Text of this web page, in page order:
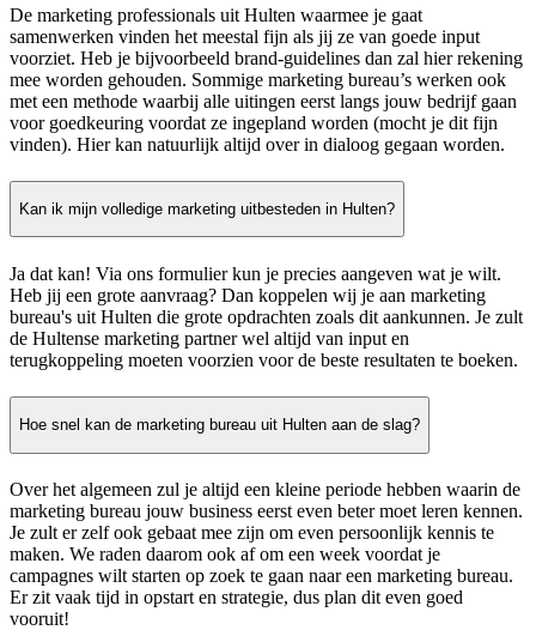
De marketing professionals uit Hulten waarmee je gaat
samenwerken vinden het meestal fijn als jij ze van goede input
voorziet. Heb je bijvoorbeeld brand-guidelines dan zal hier rekening
mee worden gehouden. Sommige marketing bureau’s werken ook
met een methode waarbij alle uitingen eerst langs jouw bedrijf gaan
voor goedkeuring voordat ze ingepland worden (mocht je dit fijn
vinden). Hier kan natuurlijk altijd over in dialoog gegaan worden.
Kan ik mijn volledige marketing uitbesteden in Hulten?
Ja dat kan! Via ons formulier kun je precies aangeven wat je wilt.
Heb jij een grote aanvraag? Dan koppelen wij je aan marketing
bureau's uit Hulten die grote opdrachten zoals dit aankunnen. Je zult
de Hultense marketing partner wel altijd van input en
terugkoppeling moeten voorzien voor de beste resultaten te boeken.
Hoe snel kan de marketing bureau uit Hulten aan de slag?
Over het algemeen zul je altijd een kleine periode hebben waarin de
marketing bureau jouw business eerst even beter moet leren kennen.
Je zult er zelf ook gebaat mee zijn om even persoonlijk kennis te
maken. We raden daarom ook af om een week voordat je
campagnes wilt starten op zoek te gaan naar een marketing bureau.
Er zit vaak tijd in opstart en strategie, dus plan dit even goed
vooruit!